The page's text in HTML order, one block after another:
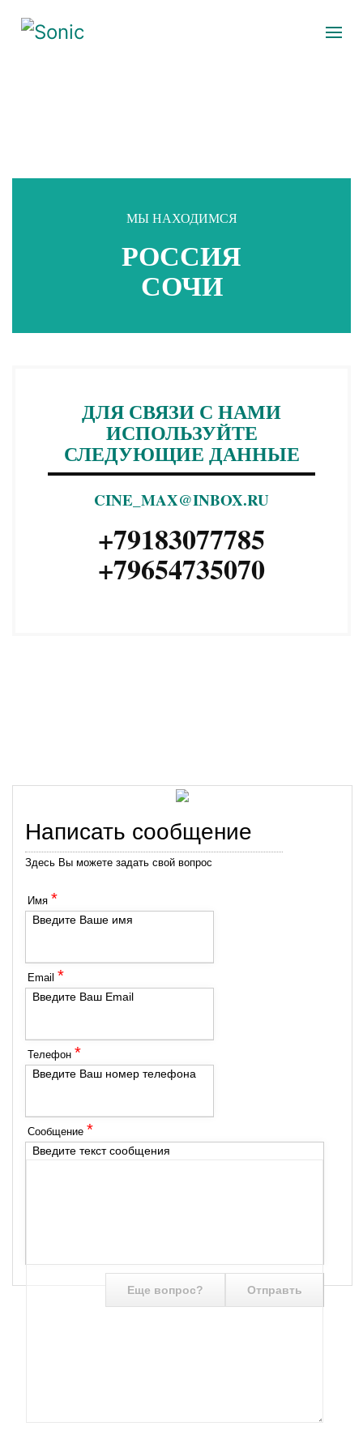
МЫ НАХОДИМСЯ
РОССИЯ
СОЧИ
ДЛЯ СВЯЗИ С НАМИ
ИСПОЛЬЗУЙТЕ
СЛЕДУЮЩИЕ ДАННЫЕ
CINE_MAX@INBOX.RU
+79183077785
+79654735070
Написать сообщение
Здесь Вы можете задать свой вопрос
Имя *
Введите Ваше имя
Email *
Введите Ваш Email
Телефон *
Введите Ваш номер телефона
Сообщение *
Введите текст сообщения